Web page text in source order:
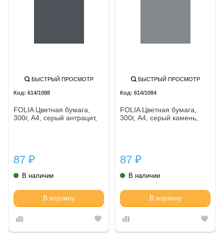
БЫСТРЫЙ ПРОСМОТР
614/1088
FOLIA Цветная бумага,
300г, A4, серый антрацит,
87 ₽
В наличии
В корзину
БЫСТРЫЙ ПРОСМОТР
614/1084
FOLIA Цветная бумага,
300г, A4, серый камень,
87 ₽
В наличии
В корзину